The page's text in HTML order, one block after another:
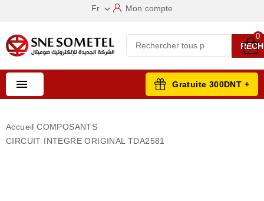
Fr  Mon compte
0
 Gratuite 300DNT +
Accueil COMPOSANTS
CIRCUIT INTEGRE ORIGINAL TDA2581